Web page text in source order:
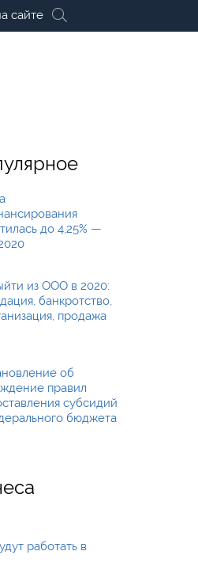
сайте
до 4,25% —
из ООО в 2020:
банкротство,
продажа
об
правил
субсидий
бюджета
работать в